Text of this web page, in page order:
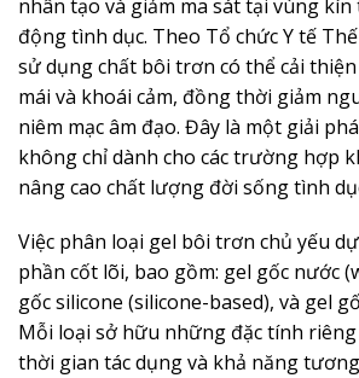
nhân tạo và giảm ma sát tại vùng
động tình dục. Theo Tổ chức Y tế
sử dụng chất bôi trơn có thể cải
mái và khoái cảm, đồng thời giảm
niêm mạc âm đạo. Đây là một giải
không chỉ dành cho các trường hợp
nâng cao chất lượng đời sống tình
Việc phân loại gel bôi trơn chủ yếu
phần cốt lõi, bao gồm: gel gốc nước
gốc silicone (silicone-based), và gel
Mỗi loại sở hữu những đặc tính
thời gian tác dụng và khả năng